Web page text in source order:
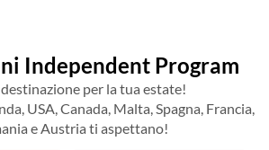
Independent Program
destinazione per la tua estate!
USA, Canada, Malta, Spagna, Francia,
e Austria ti aspettano!